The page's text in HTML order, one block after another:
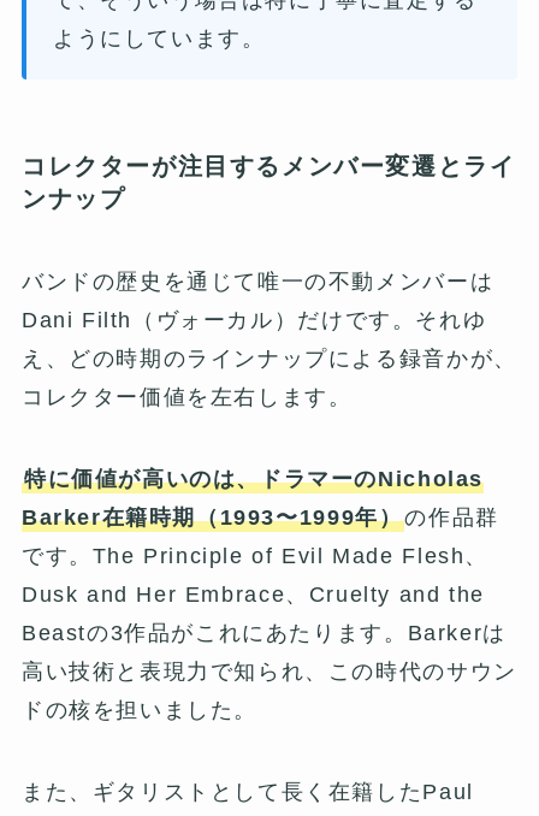
ようにしています。
コレクターが注目するメンバー変遷とライ
ンナップ
バンドの歴史を通じて唯一の不動メンバーは
Dani Filth（ヴォーカル）だけです。それゆ
え、どの時期のラインナップによる録音かが、
コレクター価値を左右します。
特に価値が高いのは、ドラマーのNicholas
Barker在籍時期（1993〜1999年）の作品群
です。The Principle of Evil Made Flesh、
Dusk and Her Embrace、Cruelty and the
Beastの3作品がこれにあたります。Barkerは
高い技術と表現力で知られ、この時代のサウン
ドの核を担いました。
また、ギタリストとして長く在籍したPaul